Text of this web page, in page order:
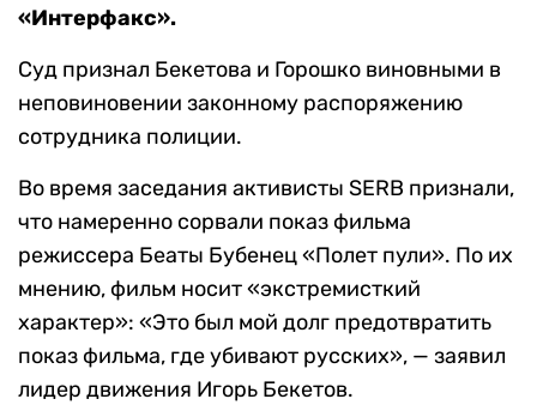
«Интерфакс».
Суд признал Бекетова и Горошко виновными в
неповиновении законному распоряжению
сотрудника полиции.
Во время заседания активисты SERB признали,
что намеренно сорвали показ фильма
режиссера Беаты Бубенец «Полет пули». По их
мнению, фильм носит «экстремисткий
характер»: «Это был мой долг предотвратить
показ фильма, где убивают русских», — заявил
лидер движения Игорь Бекетов.